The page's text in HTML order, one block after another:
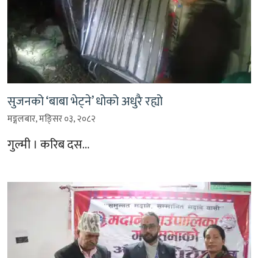
सुजनको ‘बाबा भेट्ने’ धोको अधुरै रह्यो
मङ्गलबार, मङि्सर ०३, २०८२
गुल्मी । करिब दस…